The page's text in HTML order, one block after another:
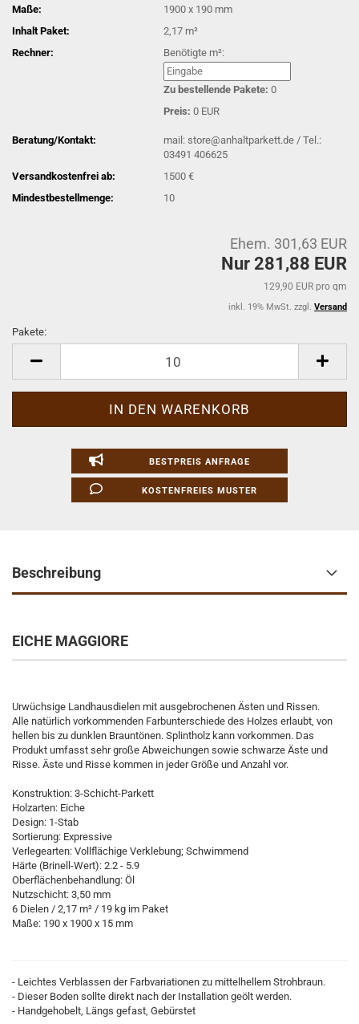
Maße:
1900 x 190 mm
Inhalt Paket:
2,17 m²
Rechner:
Benötigte m²:
Zu bestellende Pakete: 0
Preis: 0 EUR
Beratung/Kontakt:
mail: store@anhaltparkett.de / Tel.:
03491 406625
Versandkostenfrei ab:
1500 €
Mindestbestellmenge:
10
Ehem. 301,63 EUR
Nur 281,88 EUR
129,90 EUR pro qm
inkl. 19% MwSt. zzgl. Versand
Pakete:
BESTPREIS ANFRAGE
KOSTENFREIES MUSTER
Beschreibung
EICHE MAGGIORE
Urwüchsige Landhausdielen mit ausgebrochenen Ästen und Rissen.
Alle natürlich vorkommenden Farbunterschiede des Holzes erlaubt, von
hellen bis zu dunklen Brauntönen. Splintholz kann vorkommen. Das
Produkt umfasst sehr große Abweichungen sowie schwarze Äste und
Risse. Äste und Risse kommen in jeder Größe und Anzahl vor.
Konstruktion: 3-Schicht-Parkett
Holzarten: Eiche
Design: 1-Stab
Sortierung: Expressive
Verlegearten: Vollflächige Verklebung; Schwimmend
Härte (Brinell-Wert): 2.2 - 5.9
Oberflächenbehandlung: Öl
Nutzschicht: 3,50 mm
6 Dielen / 2,17 m² / 19 kg im Paket
Maße: 190 x 1900 x 15 mm
- Leichtes Verblassen der Farbvariationen zu mittelhellem Strohbraun.
- Dieser Boden sollte direkt nach der Installation geölt werden.
- Handgehobelt, Längs gefast, Gebürstet